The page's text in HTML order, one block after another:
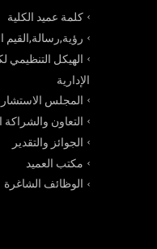
كلمة عميد الكلية
الهيكل التنظيمي
الإدارية
المجلس
التعاون والشراكة
الجوائز والتقدير
مكتب العميد
الوظائف الشاغرة